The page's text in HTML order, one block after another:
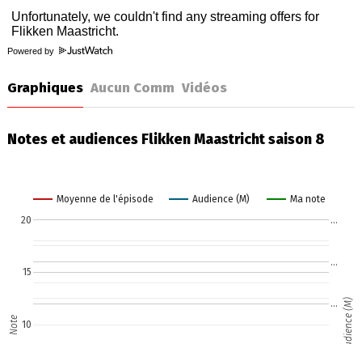
Powered by
Graphiques Aucun Comm Vidéos
Notes et audiences Flikken Maastricht saison 8
Moyenne de l'épisode Audience (M) Ma note
10
15
20
…
…
…
Note Audience (M)